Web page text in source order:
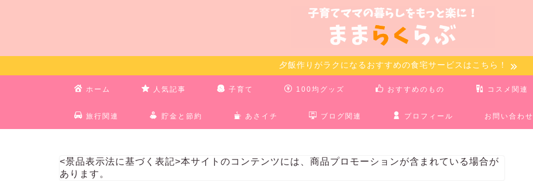
夕飯作りがラクになるおすすめの食宅サービスはこちら！
ホーム 人気記事 子育て 100均グッズ おすすめのもの コスメ関連
旅行関連 貯金と節約 あさイチ ブログ関連 プロフィール お問い合わせ
<景品表示法に基づく表記>本サイトのコンテンツには、商品プロモーションが含まれている場合が
あります。